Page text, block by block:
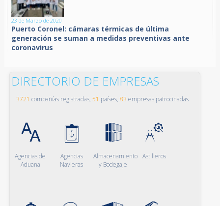
23 de Marzo de 2020
Puerto Coronel: cámaras térmicas de última
generación se suman a medidas preventivas ante
coronavirus
DIRECTORIO DE EMPRESAS
3721 compañías registradas, 51 países, 83 empresas patrocinadas
Agencias de
Aduana
Agencias
Navieras
Almacenamiento
y Bodegaje
Astilleros